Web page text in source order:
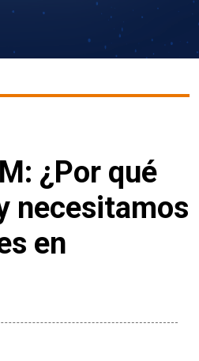
¿Por qué
necesitamos
en